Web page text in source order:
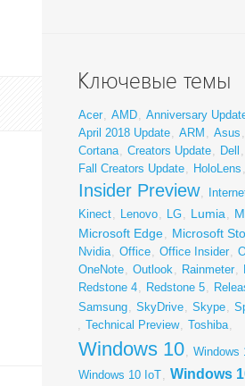
Ключевые темы
Acer, AMD, Anniversary
April 2018 Update, ARM , Asus ,
Cortana, Creators Update, Dell ,
Fall Creators Update, HoloLens ,
Insider Preview,
Kinect, Lenovo, LG, Lumia,
Microsoft Edge, Microsoft
Nvidia, Office, Office Insider,
OneNote, Outlook, Rainmeter,
Redstone 4, Redstone 5,
Samsung, SkyDrive, Skype,
, Technical Preview, Toshiba,
Windows 10, Windows
Windows 10 IoT, Windows